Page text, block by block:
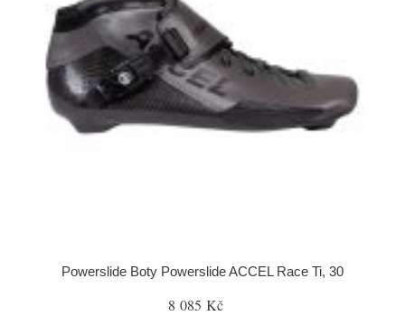
Powerslide Boty Powerslide ACCEL Race Ti, 30
8 085 Kč